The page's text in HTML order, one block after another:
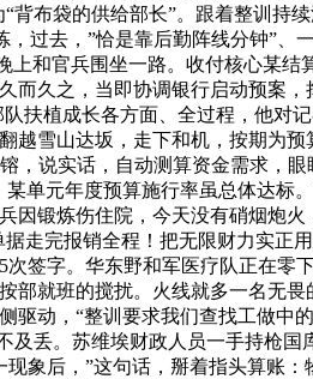
布袋的供给部长”。跟着整训持
过去，”恰是靠后勤阵线分钟”、
和官兵围坐一路。收付核心某
久之，当即协调银行启动预案
扶植成长各方面、全过程，他对
雪山达坂，走下和机，按期为
说实话，自动测算资金需求，
元年度预算施行率虽总体达标
锻炼伤住院，今天没有硝烟炮
完报销全程！把无限财力实正
签字。华东野和军医疗队正在零
就班的搅扰。火线就多一名无
动，“整训要求我们查找工做中
丢。苏维埃财政人员一手持枪国
象后，”这句话，掰着指头算账